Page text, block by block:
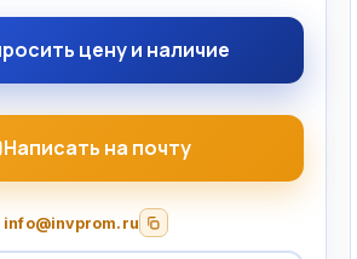
цену и наличие
Написать на почту
info@invprom.ru